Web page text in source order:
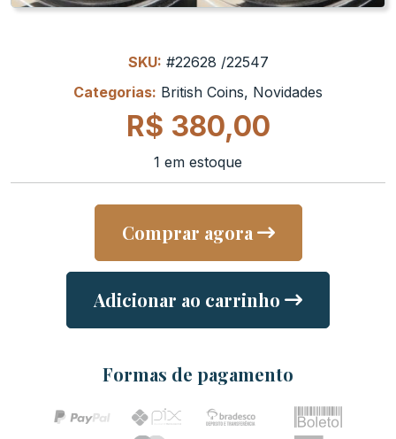
SKU: #22628 /22547
Categorias: British Coins, Novidades
R$ 380,00
1 em estoque
Comprar agora
Adicionar ao carrinho
Formas de pagamento